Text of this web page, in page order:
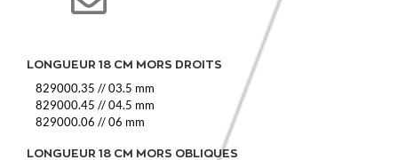
LONGUEUR 18 CM MORS DROITS
829000.35 //03.5 mm
829000.45 //04.5 mm
829000.06 //06 mm
LONGUEUR 18 CM MORS OBLIQUES